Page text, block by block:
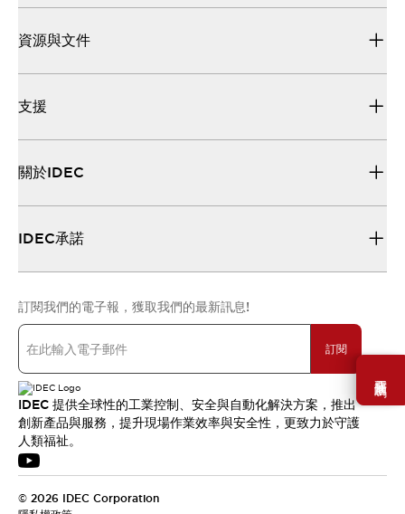
需要幫助嗎？
資源與文件
支援
關於IDEC
IDEC承諾
訂閱我們的電子報，獲取我們的最新訊息!
訂閱
IDEC 提供全球性的工業控制、安全與自動化解決方案，推出
創新產品與服務，提升現場作業效率與安全性，更致力於守護
人類福祉。
© 2026 IDEC Corporation